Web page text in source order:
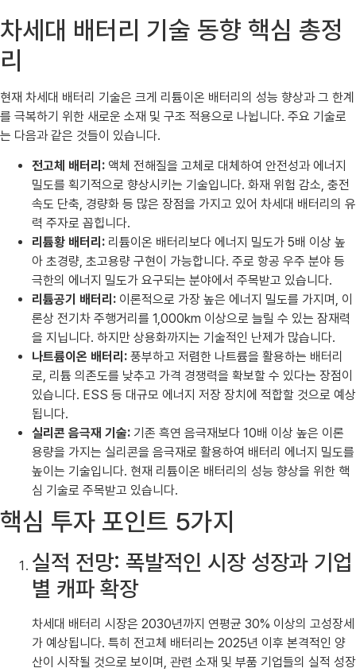
차세대 배터리 기술 동향 핵심 총정
리
현재 차세대 배터리 기술은 크게 리튬이온 배터리의 성능 향상과 그 한계
를 극복하기 위한 새로운 소재 및 구조 적용으로 나뉩니다. 주요 기술로
는 다음과 같은 것들이 있습니다.
전고체 배터리: 액체 전해질을 고체로 대체하여 안전성과 에너지
밀도를 획기적으로 향상시키는 기술입니다. 화재 위험 감소, 충전
속도 단축, 경량화 등 많은 장점을 가지고 있어 차세대 배터리의 유
력 주자로 꼽힙니다.
리튬황 배터리: 리튬이온 배터리보다 에너지 밀도가 5배 이상 높
아 초경량, 초고용량 구현이 가능합니다. 주로 항공 우주 분야 등
극한의 에너지 밀도가 요구되는 분야에서 주목받고 있습니다.
리튬공기 배터리: 이론적으로 가장 높은 에너지 밀도를 가지며, 이
론상 전기차 주행거리를 1,000km 이상으로 늘릴 수 있는 잠재력
을 지닙니다. 하지만 상용화까지는 기술적인 난제가 많습니다.
나트륨이온 배터리: 풍부하고 저렴한 나트륨을 활용하는 배터리
로, 리튬 의존도를 낮추고 가격 경쟁력을 확보할 수 있다는 장점이
있습니다. ESS 등 대규모 에너지 저장 장치에 적합할 것으로 예상
됩니다.
실리콘 음극재 기술: 기존 흑연 음극재보다 10배 이상 높은 이론
용량을 가지는 실리콘을 음극재로 활용하여 배터리 에너지 밀도를
높이는 기술입니다. 현재 리튬이온 배터리의 성능 향상을 위한 핵
심 기술로 주목받고 있습니다.
핵심 투자 포인트 5가지
실적 전망: 폭발적인 시장 성장과 기업
별 캐파 확장
차세대 배터리 시장은 2030년까지 연평균 30% 이상의 고성장세
가 예상됩니다. 특히 전고체 배터리는 2025년 이후 본격적인 양
산이 시작될 것으로 보이며, 관련 소재 및 부품 기업들의 실적 성장